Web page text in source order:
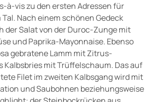
à-vis zu den ersten Adressen für
Nach einem schönen Gedeck
der Salat von der Duroc-Zunge mit
und Paprika-Mayonnaise. Ebenso
gebratene Lamm mit Zitrus-
Kalbsbries mit Trüffelschaum. Das auf
Filet im zweiten Kalbsgang wird mit
und Saubohnen beziehungsweise